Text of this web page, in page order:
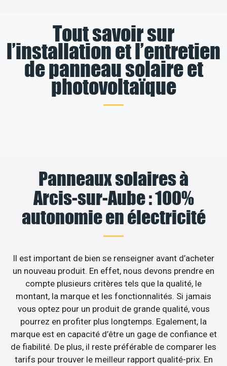
Tout savoir sur
l’installation et l’entretien
de panneau solaire et
photovoltaïque
Panneaux solaires à
Arcis-sur-Aube : 100%
autonomie en électricité
Il est important de bien se renseigner avant d’acheter
un nouveau produit. En effet, nous devons prendre en
compte plusieurs critères tels que la qualité, le
montant, la marque et les fonctionnalités. Si jamais
vous optez pour un produit de grande qualité, vous
pourrez en profiter plus longtemps. Egalement, la
marque est en capacité d’être un gage de confiance et
de fiabilité. De plus, il reste préférable de comparer les
tarifs pour trouver le meilleur rapport qualité-prix. En